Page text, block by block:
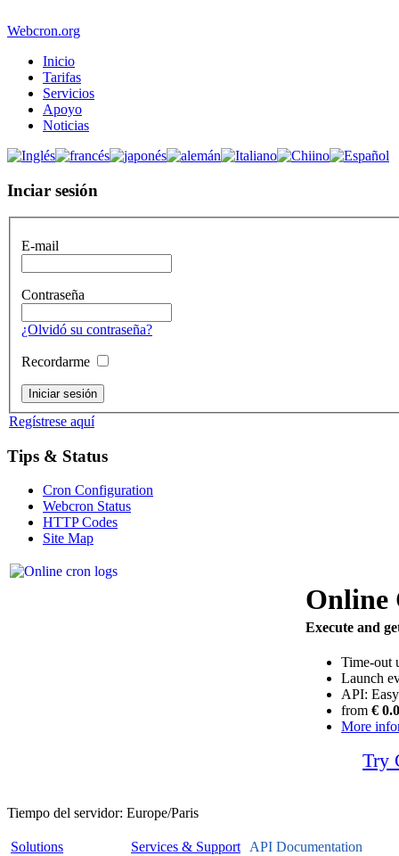
Webcron.org
Inicio
Tarifas
Servicios
Apoyo
Noticias
Inciar sesión
E-mail
Contraseña
¿Olvidó su contraseña?
Recordarme
Regístrese aquí
Tips & Status
Cron Configuration
Webcron Status
HTTP Codes
Site Map
Online
Execute and
Time-out
Launch
API:
from €
More
Try
Tiempo del servidor: Europe/Paris
Solutions Services & Support API Documentation